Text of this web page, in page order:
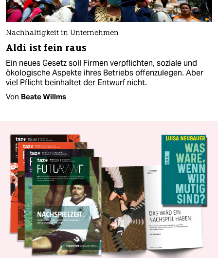
Nachhaltigkeit in Unternehmen
Aldi ist fein raus
Ein neues Gesetz soll Firmen verpflichten, soziale und
ökologische Aspekte ihres Betriebs offenzulegen. Aber
viel Pflicht beinhaltet der Entwurf nicht.
Von Beate Willms